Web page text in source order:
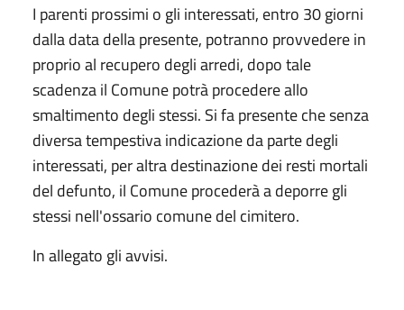
I parenti prossimi o gli interessati, entro 30 giorni
dalla data della presente, potranno provvedere in
proprio al recupero degli arredi, dopo tale
scadenza il Comune potrà procedere allo
smaltimento degli stessi. Si fa presente che senza
diversa tempestiva indicazione da parte degli
interessati, per altra destinazione dei resti mortali
del defunto, il Comune procederà a deporre gli
stessi nell'ossario comune del cimitero.
In allegato gli avvisi.